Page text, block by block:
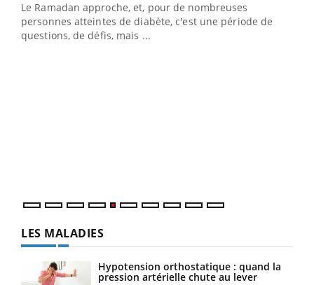
Le Ramadan approche, et, pour de nombreuses
personnes atteintes de diabète, c'est une période de
questions, de défis, mais ...
LES MALADIES
Hypotension orthostatique : quand la
pression artérielle chute au lever